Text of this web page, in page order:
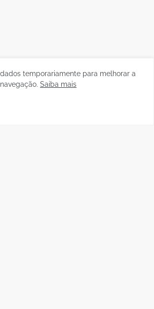
temporariamente para melhorar a
Saiba mais